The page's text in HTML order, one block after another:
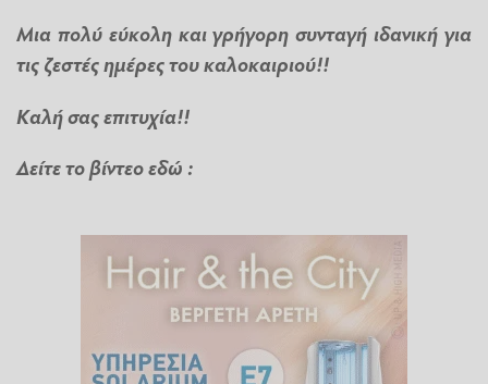
Μια πολύ εύκολη και γρήγορη συνταγή ιδανική για
τις ζεστές ημέρες του καλοκαιριού!!
Καλή σας επιτυχία!!
Δείτε το βίντεο εδώ :